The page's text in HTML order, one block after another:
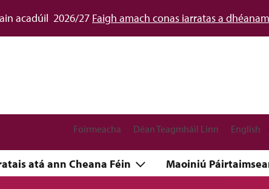
acadúil 2026/27 Faigh amach conas iarratas a
Foirmeacha Déan Teagmháil Linn English
atá ann Cheana Féin Maoiniú